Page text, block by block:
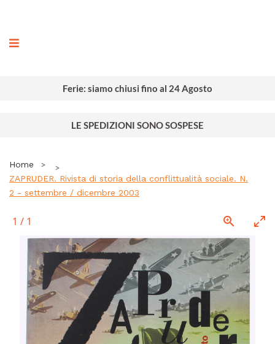
Ferie: siamo chiusi fino al 24 Agosto
LE SPEDIZIONI SONO SOSPESE
Home
ZAPRUDER. Rivista di storia della conflittualità sociale. N.
2 - settembre / dicembre 2003
1 / 1